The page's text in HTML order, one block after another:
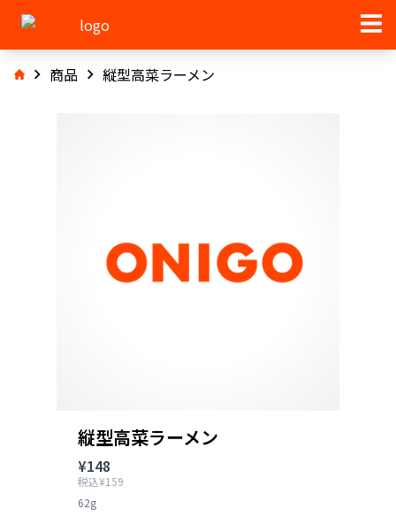
商品 縦型高菜ラーメン
縦型高菜ラーメン
¥148
税込¥159
62g